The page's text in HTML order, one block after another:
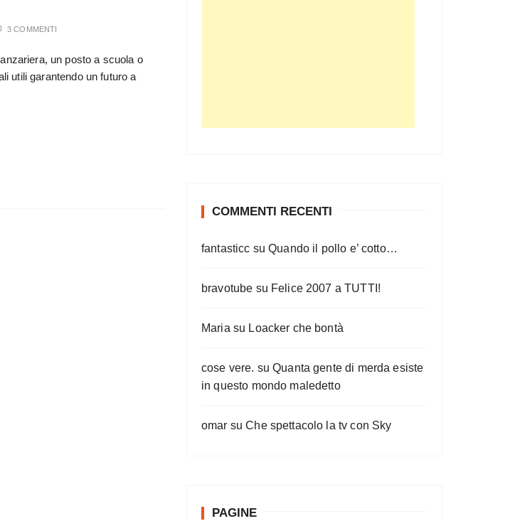
3 COMMENTI
un posto a scuola o
utili garantendo un futuro a
COMMENTI RECENTI
fantasticc suQuando il pollo e’ cotto…
bravotube su Felice 2007 a TUTTI!
Maria su Loacker che bontà
cose vere. suQuanta gente di merda esiste
in questo mondo maledetto
omar suChe spettacolo la tv con Sky
PAGINE